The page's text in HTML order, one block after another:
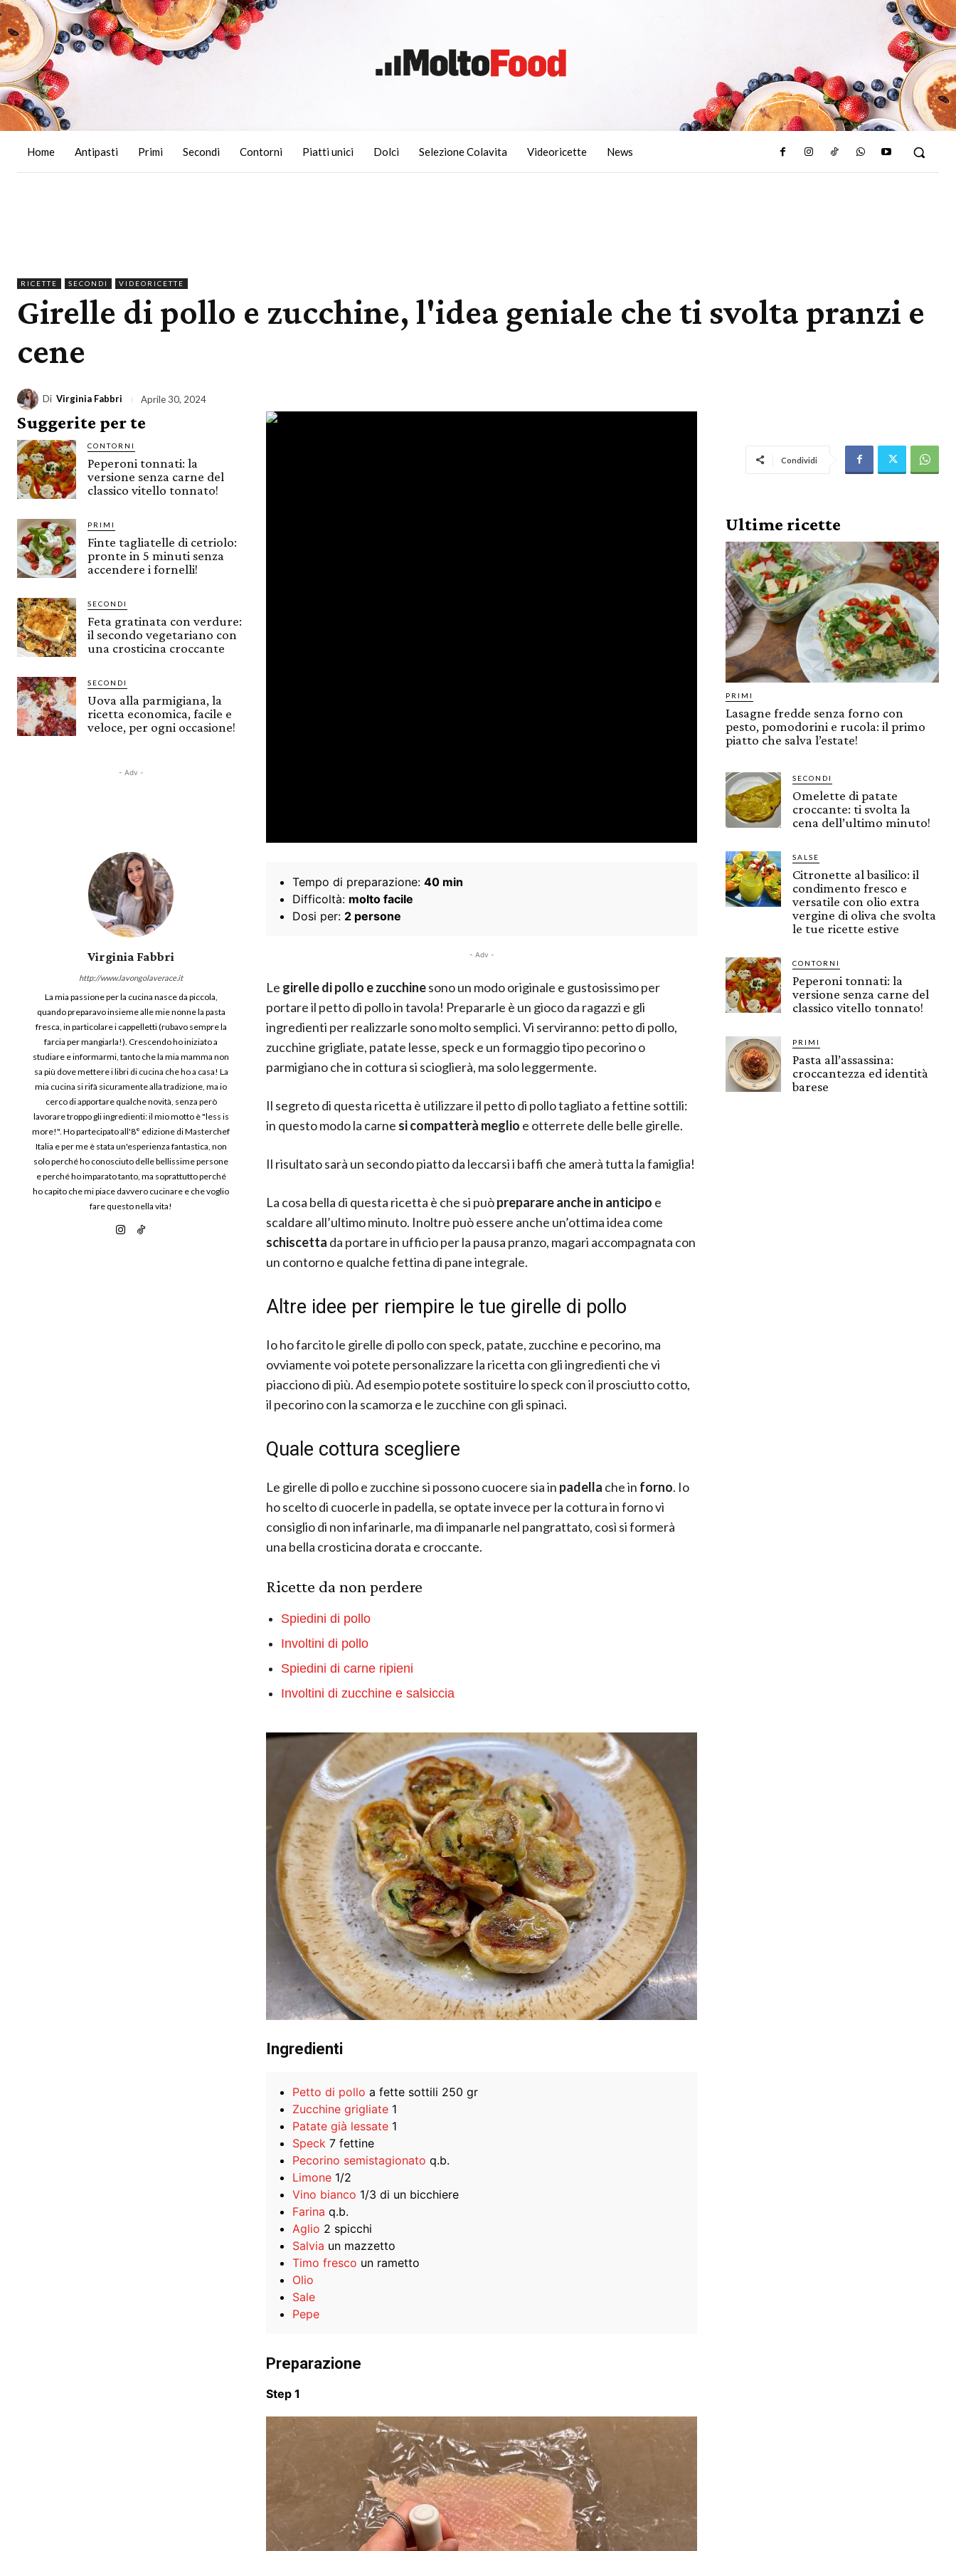
Home Antipasti Primi Secondi Contorni Piatti unici Dolci Selezione Colavita Videoricette News
RICETTE SECONDI VIDEORICETTE
Girelle di pollo e zucchine, l'idea geniale che ti svolta pranzi e
cene
Di Virginia Fabbri Aprile 30, 2024
Suggerite per te
CONTORNI
Peperoni tonnati: la
versione senza carne del
classico vitello tonnato!
PRIMI
Finte tagliatelle di cetriolo:
pronte in 5 minuti senza
accendere i fornelli!
SECONDI
Feta gratinata con verdure:
il secondo vegetariano con
una crosticina croccante
SECONDI
Uova alla parmigiana, la
ricetta economica, facile e
veloce, per ogni occasione!
- Adv -
Virginia Fabbri
http://www.lavongolaverace.it
La mia passione per la cucina nasce da piccola,
quando preparavo insieme alle mie nonne la pasta
fresca, in particolare i cappelletti (rubavo sempre la
farcia per mangiarla!). Crescendo ho iniziato a
studiare e informarmi, tanto che la mia mamma non
sa più dove mettere i libri di cucina che ho a casa! La
mia cucina si rifà sicuramente alla tradizione, ma io
cerco di apportare qualche novità, senza però
lavorare troppo gli ingredienti: il mio motto è "less is
more!". Ho partecipato all'8° edizione di Masterchef
Italia e per me è stata un'esperienza fantastica, non
solo perché ho conosciuto delle bellissime persone
e perché ho imparato tanto, ma soprattutto perché
ho capito che mi piace davvero cucinare e che voglio
fare questo nella vita!
Tempo di preparazione: 40 min
Difficoltà: molto facile
Dosi per: 2 persone
- Adv -
Le girelle di pollo e zucchinesono un modo originale e gustosissimo per
portare il petto di pollo in tavola! Prepararle è un gioco da ragazzi e gli
ingredienti per realizzarle sono molto semplici. Vi serviranno: petto di pollo,
zucchine grigliate, patate lesse, speck e un formaggio tipo pecorino o
parmigiano che in cottura si scioglierà, ma solo leggermente.
Il segreto di questa ricetta è utilizzare il petto di pollo tagliato a fettine sottili:
in questo modo la carne si compatterà meglio e otterrete delle belle girelle.
Il risultato sarà un secondo piatto da leccarsi i baffi che amerà tutta la famiglia!
La cosa bella di questa ricetta è che si puòpreparare anche in anticipo e
scaldare all’ultimo minuto. Inoltre può essere anche un’ottima idea come
schiscetta da portare in ufficio per la pausa pranzo, magari accompagnata con
un contorno e qualche fettina di pane integrale.
Altre idee per riempire le tue girelle di pollo
Io ho farcito le girelle di pollo con speck, patate, zucchine e pecorino, ma
ovviamente voi potete personalizzare la ricetta con gli ingredienti che vi
piacciono di più. Ad esempio potete sostituire lo speck con il prosciutto cotto,
il pecorino con la scamorza e le zucchine con gli spinaci.
Quale cottura scegliere
Le girelle di pollo e zucchine si possono cuocere sia in padella che in forno. Io
ho scelto di cuocerle in padella, se optate invece per la cottura in forno vi
consiglio di non infarinarle, ma di impanarle nel pangrattato, così si formerà
una bella crosticina dorata e croccante.
Ricette da non perdere
Spiedini di pollo
Involtini di pollo
Spiedini di carne ripieni
Involtini di zucchine e salsiccia
Ingredienti
Petto di pollo a fette sottili 250 gr
Zucchine grigliate 1
Patate già lessate 1
Speck 7 fettine
Pecorino semistagionato q.b.
Limone 1/2
Vino bianco 1/3 di un bicchiere
Farina q.b.
Aglio 2 spicchi
Salvia un mazzetto
Timo fresco un rametto
Olio
Sale
Pepe
Preparazione
Step 1
Condividi
Ultime ricette
PRIMI
Lasagne fredde senza forno con
pesto, pomodorini e rucola: il primo
piatto che salva l’estate!
SECONDI
Omelette di patate
croccante: ti svolta la
cena dell’ultimo minuto!
SALSE
Citronette al basilico: il
condimento fresco e
versatile con olio extra
vergine di oliva che svolta
le tue ricette estive
CONTORNI
Peperoni tonnati: la
versione senza carne del
classico vitello tonnato!
PRIMI
Pasta all’assassina:
croccantezza ed identità
barese